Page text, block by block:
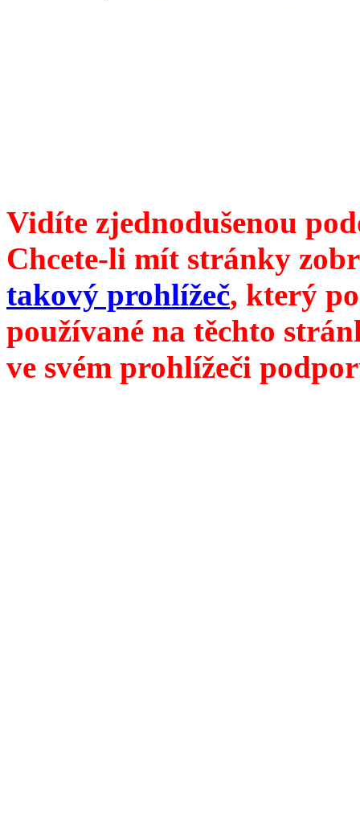
Vidíte zjednodušenou
Chcete-li mít stránky
takový prohlížeč, který
používané na těchto
ve svém prohlížeči